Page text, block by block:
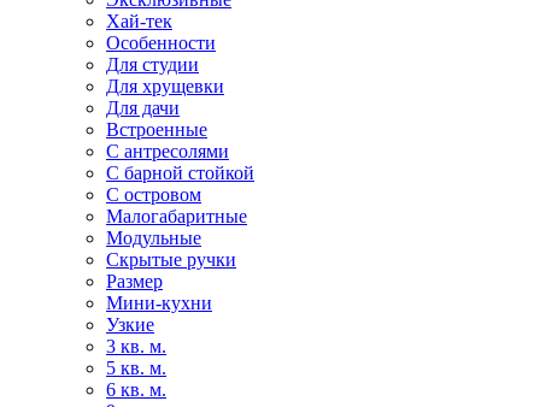
Хай-тек
Особенности
Для студии
Для хрущевки
Для дачи
Встроенные
С антресолями
С барной стойкой
С островом
Малогабаритные
Модульные
Скрытые ручки
Размер
Мини-кухни
Узкие
3 кв. м.
5 кв. м.
6 кв. м.